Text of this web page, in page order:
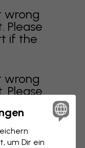
wrong
Please
if the
wrong
Please
if the
um Dir ein